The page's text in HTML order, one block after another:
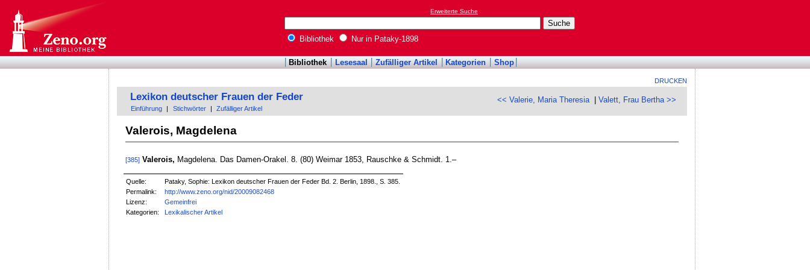
Erweiterte Suche
Bibliothek Nur in Pataky-1898
Bibliothek Lesesaal Zufälliger Artikel Kategorien Shop
DRUCKEN
<< Valerie, Maria Theresia|Valett, Frau Bertha >>
Lexikon deutscher Frauen der Feder
Einführung Stichwörter Zufälliger Artikel
Valerois, Magdelena
[385] Valerois, Magdelena. Das Damen-Orakel. 8. (80) Weimar 1853, Rauschke & Schmidt. 1.–
Quelle:
Pataky, Sophie: Lexikon deutscher Frauen der Feder Bd. 2. Berlin, 1898., S. 385.
Permalink:
http://www.zeno.org/nid/20009082468
Lizenz:
Gemeinfrei
Kategorien:
Lexikalischer Artikel